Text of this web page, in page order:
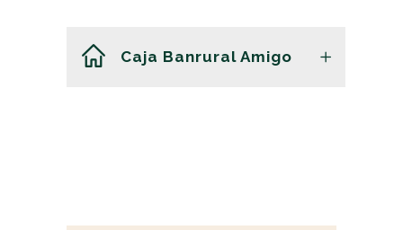
Caja Banrural Amigo